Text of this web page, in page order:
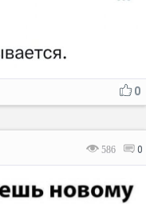
0
586 0